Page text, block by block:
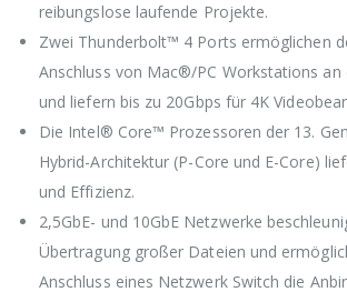
reibungslose laufende Projekte.
Zwei Thunderbolt™ 4 Ports ermöglichen
Anschluss von Mac®/PC Workstations an
und liefern bis zu 20Gbps für 4K
Die Intel® Core™ Prozessoren der 13.
Hybrid-Architektur (P-Core und E-Core)
und Effizienz.
2,5GbE- und 10GbE Netzwerke
Übertragung großer Dateien und
Anschluss eines Netzwerk Switch die